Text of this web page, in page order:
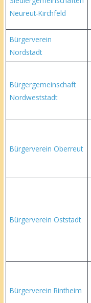
Neureut-Kirchfeld
Bürgerverein
Nordstadt
Bürgergemeinschaft
Nordweststadt
Bürgerverein Oberreut
Bürgerverein Oststadt
Bürgerverein Rintheim